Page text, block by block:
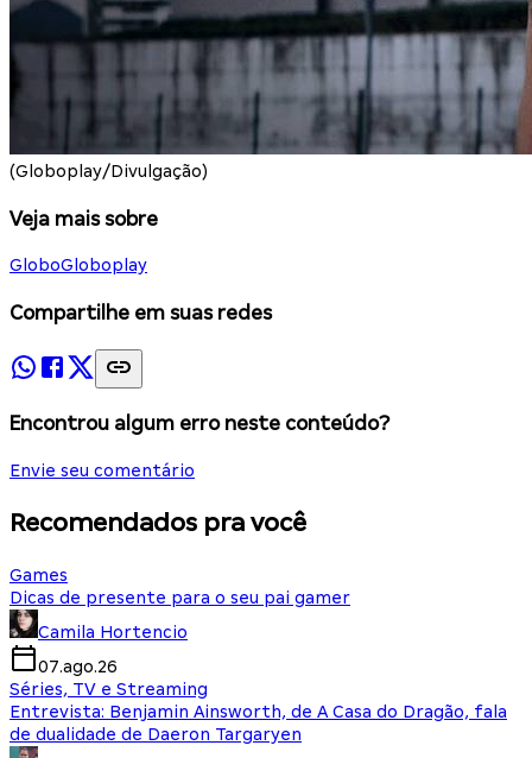
(Globoplay/Divulgação)
Veja mais sobre
GloboGloboplay
Compartilhe em suas redes
Encontrou algum erro neste conteúdo?
Envie seu comentário
Recomendados pra você
Games
Dicas de presente para o seu pai gamer
Camila Hortencio
07.ago.26
Séries, TV e Streaming
Entrevista: Benjamin Ainsworth, de A Casa do Dragão, fala
de dualidade de Daeron Targaryen